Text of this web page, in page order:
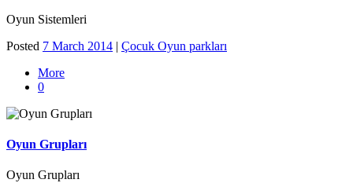
Oyun Sistemleri
Posted 7 March 2014 | Çocuk Oyun parkları
More
0
Oyun Grupları
Oyun Grupları